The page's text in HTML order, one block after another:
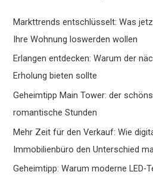
Markttrends entschlüsselt: Was
Ihre Wohnung loswerden wollen
Erlangen entdecken: Warum der
Erholung bieten sollte
Geheimtipp Main Tower: der
romantische Stunden
Mehr Zeit für den Verkauf: Wie
Immobilienbüro den Unterschied
Geheimtipp: Warum moderne LED-